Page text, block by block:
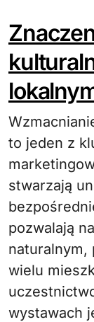
to jeden z
stwarzają
pozwalają
naturalnym,
wielu
wystawach